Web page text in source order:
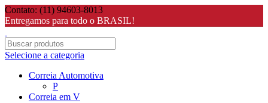
Contato: (11) 94603-8013
Entregamos para todo o BRASIL!
Selecione a categoria
Correia Automotiva
P
Correia em V